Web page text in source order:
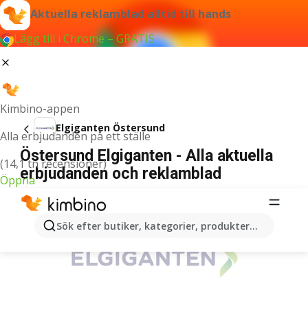
Aktuella reklamblad alltid till hands
Lägg till i Chrome – GRATIS
Kimbino-appen
Alla erbjudanden på ett ställe
(14,1 tn recensioner)
Öppna
Sök efter butiker, kategorier, produkter...
Elgiganten Östersund
Östersund Elgiganten - Alla aktuella
erbjudanden och reklamblad